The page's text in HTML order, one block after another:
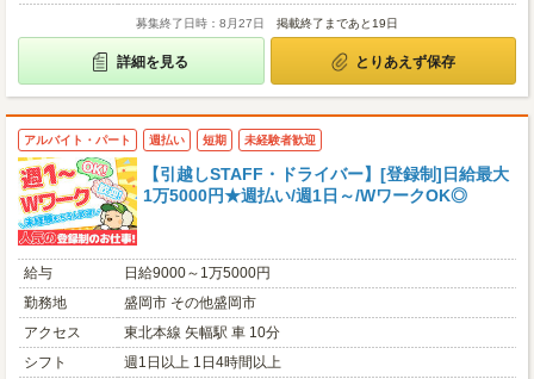
募集終了日時：8月27日 掲載終了まであと19日
詳細を見る とりあえず保存
アルバイト・パート 週払い 短期 未経験者歓迎
【引越しSTAFF・ドライバー】[登録制]日給最大
1万5000円★週払い/週1日～/WワークOK◎
給与
日給9000～1万5000円
勤務地
盛岡市 その他盛岡市
アクセス
東北本線 矢幅駅 車 10分
シフト
週1日以上 1日4時間以上